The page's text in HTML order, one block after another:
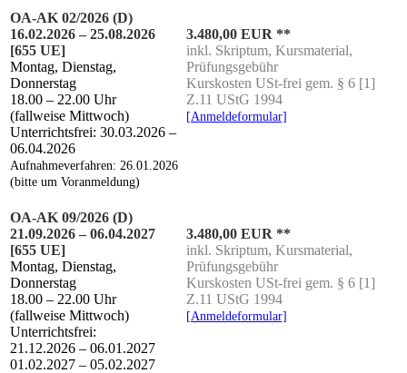
OA-AK 02/2026 (D)
16.02.2026 – 25.08.2026
[655 UE]
Mon­tag, Diens­tag,
Donnerstag
18.00 – 22.00 Uhr
(fall­wei­se Mittwoch)
Unter­richts­frei: 30.03.2026 –
06.04.2026
Auf­nah­me­ver­fah­ren: 26.01.2026
(bit­te um Voranmeldung)
3.480,00 EUR **
inkl. Skrip­tum, Kurs­ma­te­ri­al,
Prüfungsgebühr
Kurs­kos­ten USt-frei gem. § 6 [1]
Z.11 UStG 1994
[Anmel­de­for­mu­lar]
OA-AK 09/2026 (D)
21.09.2026 – 06.04.2027
[655 UE]
Mon­tag, Diens­tag,
Donnerstag
18.00 – 22.00 Uhr
(fall­wei­se Mittwoch)
Unterrichtsfrei:
21.12.2026 – 06.01.2027
01.02.2027 – 05.02.2027
3.480,00 EUR **
inkl. Skrip­tum, Kurs­ma­te­ri­al,
Prüfungsgebühr
Kurs­kos­ten USt-frei gem. § 6 [1]
Z.11 UStG 1994
[Anmel­de­for­mu­lar]